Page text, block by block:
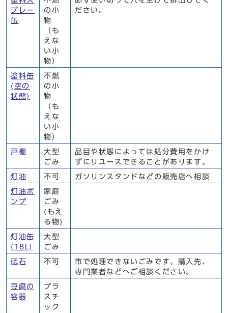
プレー
缶
の小
物
（も
えな
い小
物）
ださい。
塗料缶
(空の
状態)
不燃
の小
物
（も
えな
い小
物）
戸棚
大型
ごみ
品目や状態によっては処分費用をかけ
ずにリユースできることがあります。
灯油 不可 ガソリンスタンドなどの販売店へ相談
灯油ポ
ンプ
家庭
ごみ
(もえ
る物)
灯油缶
(18L)
大型
ごみ
砥石 不可
市で処理できないごみです。購入先、
専門業者などへご相談ください。
豆腐の
容器
プラ
スチ
ック